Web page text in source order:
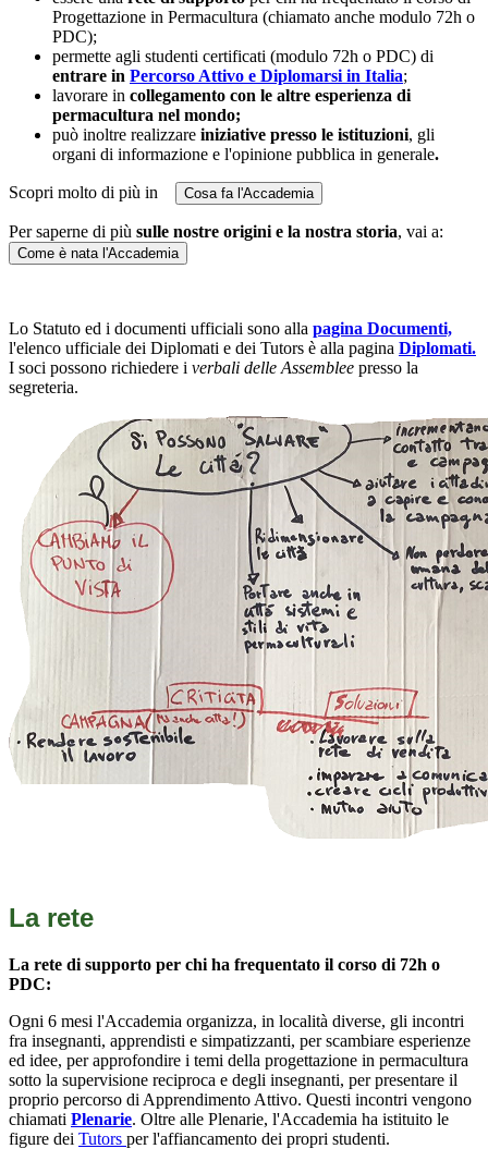
Progettazione in Permacultura (chiamato anche modulo 72h o
PDC);
permette agli studenti certificati (modulo 72h o PDC) di
entrare in Percorso Attivo e Diplomarsi in Italia;
lavorare in collegamento con le altre esperienza di
permacultura nel mondo;
può inoltre realizzare iniziative presso le istituzioni, gli
organi di informazione e l'opinione pubblica in generale.
Scopri molto di più in Cosa fa l'Accademia
Per saperne di più sulle nostre origini e la nostra storia, vai a:
Come è nata l'Accademia
Lo Statuto ed i documenti ufficiali sono alla pagina Documenti,
l'elenco ufficiale dei Diplomati e dei Tutors è alla pagina Diplomati.
I soci possono richiedere i verbali delle Assemblee presso la
segreteria.
La rete
La rete di supporto per chi ha frequentato il corso di 72h o
PDC:
Ogni 6 mesi l'Accademia organizza, in località diverse, gli incontri
fra insegnanti, apprendisti e simpatizzanti, per scambiare esperienze
ed idee, per approfondire i temi della progettazione in permacultura
sotto la supervisione reciproca e degli insegnanti, per presentare il
proprio percorso di Apprendimento Attivo. Questi incontri vengono
chiamati Plenarie. Oltre alle Plenarie, l'Accademia ha istituito le
figure dei Tutors per l'affiancamento dei propri studenti.